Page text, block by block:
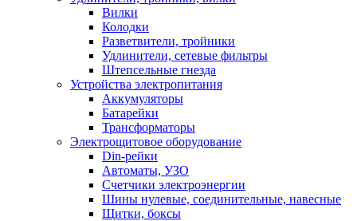
Вилки
Колодки
Разветвители, тройники
Удлинители, сетевые фильтры
Штепсельные гнезда
Устройства электропитания
Аккумуляторы
Батарейки
Трансформаторы
Электрощитовое оборудование
Din-рейки
Автоматы, УЗО
Счетчики электроэнергии
Шины нулевые, соединительные, навесные
Щитки, боксы